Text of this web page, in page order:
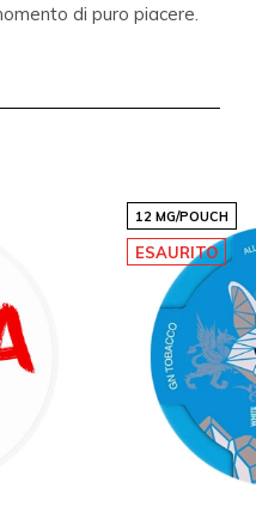
di puro piacere.
sono classificati
nicotina per bustina
e
. Questo li rende adatti
di un livello di nicotina
contenitore è di 13
12 MG/POUCH
ESAURITO